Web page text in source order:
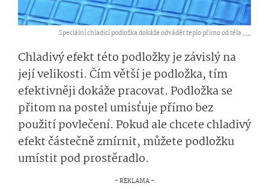
Speciální chladicí podložka dokáže odvádět teplo přímo od těla ,...
Chladivý efekt této podložky je závislý na
její velikosti. Čím větší je podložka, tím
efektivněji dokáže pracovat. Podložka se
přitom na postel umisťuje přímo bez
použití povlečení. Pokud ale chcete chladivý
efekt částečně zmírnit, můžete podložku
umístit pod prostěradlo.